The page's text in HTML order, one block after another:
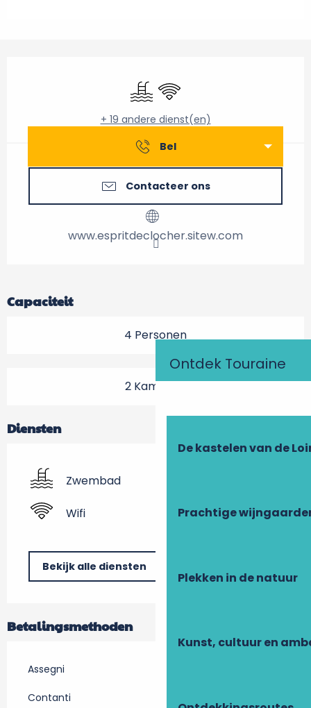
Ontdek Touraine
De kastelen van de
Prachtige
Plekken in de natuur
Kunst, cultuur en
Zwembad
Wifi
+ 19 andere dienst(en)
Bel
Contacteer ons
www.espritdeclocher.sitew.com
Capaciteit
4 Personen
2 Kamer(s)
Diensten
Zwembad
Wifi
Bekijk alle diensten
Betalingsmethoden
Assegni
Contanti